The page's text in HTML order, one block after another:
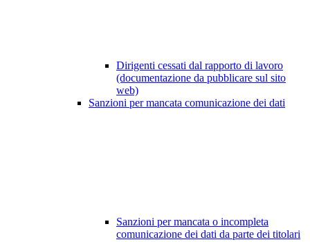
Dirigenti cessati dal rapporto di lavoro
(documentazione da pubblicare sul sito
web)
Sanzioni per mancata comunicazione dei dati
Sanzioni per mancata o incompleta
comunicazione dei dati da parte dei titolari